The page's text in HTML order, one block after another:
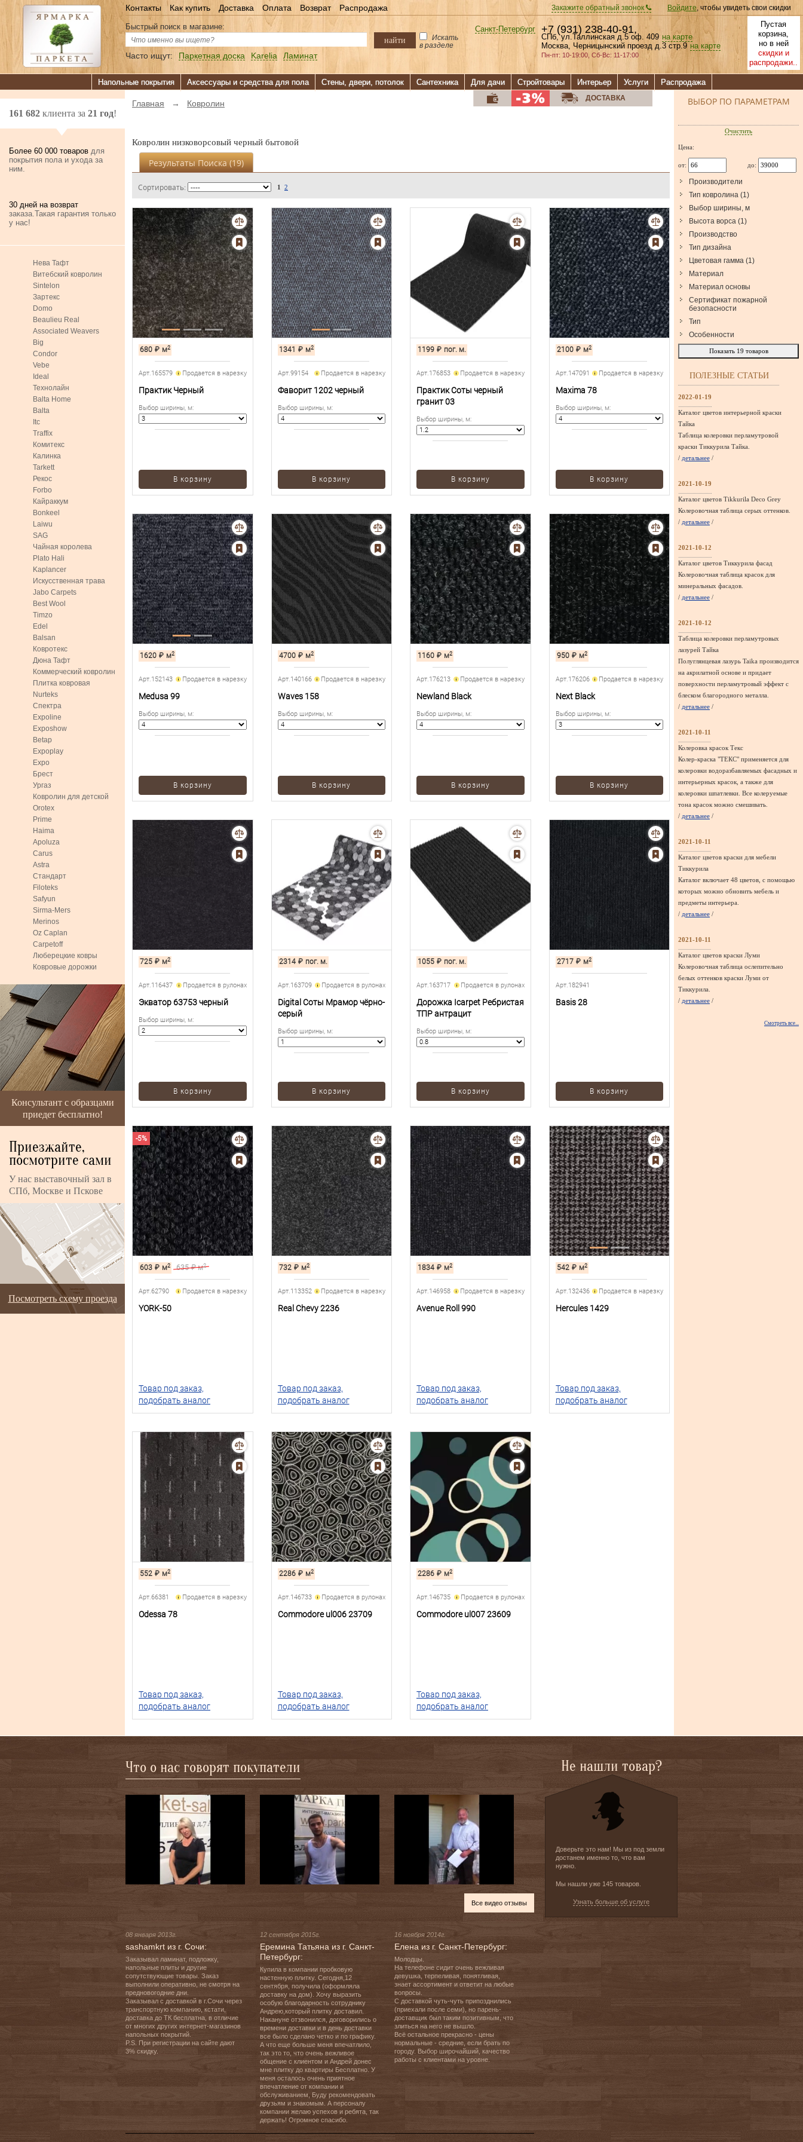
Закажите обратный звонок Войдите, чтобы увидеть свои скидки
Контакты Как купить Доставка Оплата Возврат Распродажа
Пустая
корзина,
но в ней
скидки и
распродажи..
Санкт-Петербург +7 (931) 238-40-91,
СПб, ул.Таллинская д.5 оф. 409 на карте
Москва, Черницынский проезд д.3 стр.9 на карте
Пн-пт: 10-19:00, Сб-Вс: 11-17:00
Быстрый поиск в магазине:
найти
Искать
в разделе
Часто ищут: Паркетная доска Karelia Ламинат
Напольные покрытия Аксессуары и средства для пола Стены, двери, потолок Сантехника Для дачи Стройтовары Интерьер Услуги Распродажа
161 682 клиента за 21 год!
Более 60 000 товаров для
покрытия пола и ухода за
ним.
30 дней на возврат
заказа.Такая гарантия только
у нас!
Нева Тафт
Витебский ковролин
Sintelon
Зартекс
Domo
Beaulieu Real
Associated Weavers
Big
Condor
Vebe
Ideal
Технолайн
Balta Home
Balta
Itc
Traffix
Комитекс
Калинка
Tarkett
Рекос
Forbo
Кайраккум
Bonkeel
Laiwu
SAG
Чайная королева
Plato Hali
Kaplancer
Искусственная трава
Jabo Carpets
Best Wool
Timzo
Edel
Balsan
Ковротекс
Дюна Тафт
Коммерческий ковролин
Плитка ковровая
Nurteks
Спектра
Expoline
Exposhow
Betap
Expoplay
Expo
Брест
Ургаз
Ковролин для детской
Orotex
Prime
Haima
Apoluza
Carus
Astra
Стандарт
Filoteks
Safyun
Sirma-Mers
Merinos
Oz Caplan
Carpetoff
Люберецкие ковры
Ковровые дорожки
Консультант с образцами
приедет бесплатно!
Приезжайте,
посмотрите сами
У нас выставочный зал в
СПб, Москве и Пскове
Посмотреть схему проезда
Главная → Ковролин
ДОСТАВКА
Ковролин низковорсовый черный бытовой
Результаты Поиска (19)
Сортировать: 1 2
680 ₽ м2
Арт.165579 Продается в нарезку
Практик Черный
Выбор ширины, м:
В корзину
1341 ₽ м2
Арт.99154 Продается в нарезку
Фаворит 1202 черный
Выбор ширины, м:
В корзину
1199 ₽ пог. м.
Арт.176853 Продается в нарезку
Практик Соты черный
гранит 03
Выбор ширины, м:
В корзину
2100 ₽ м2
Арт.147091 Продается в нарезку
Maxima 78
Выбор ширины, м:
В корзину
1620 ₽ м2
Арт.152143 Продается в нарезку
Medusa 99
Выбор ширины, м:
В корзину
4700 ₽ м2
Арт.140166 Продается в нарезку
Waves 158
Выбор ширины, м:
В корзину
1160 ₽ м2
Арт.176213 Продается в нарезку
Newland Black
Выбор ширины, м:
В корзину
950 ₽ м2
Арт.176206 Продается в нарезку
Next Black
Выбор ширины, м:
В корзину
725 ₽ м2
Арт.116437 Продается в рулонах
Экватор 63753 черный
Выбор ширины, м:
В корзину
2314 ₽ пог. м.
Арт.163709 Продается в рулонах
Digital Соты Мрамор чёрно-
серый
Выбор ширины, м:
В корзину
1055 ₽ пог. м.
Арт.163717 Продается в рулонах
Дорожка Icarpet Ребристая
ТПР антрацит
Выбор ширины, м:
В корзину
2717 ₽ м2
Арт.182941
Basis 28
В корзину
-5%
603 ₽ м2 635 ₽ м2
Арт.62790 Продается в нарезку
YORK-50
Товар под заказ,
подобрать аналог
732 ₽ м2
Арт.113352 Продается в нарезку
Real Chevy 2236
Товар под заказ,
подобрать аналог
1834 ₽ м2
Арт.146958 Продается в нарезку
Avenue Roll 990
Товар под заказ,
подобрать аналог
542 ₽ м2
Арт.132436 Продается в нарезку
Hercules 1429
Товар под заказ,
подобрать аналог
552 ₽ м2
Арт.66381 Продается в нарезку
Odessa 78
Товар под заказ,
подобрать аналог
2286 ₽ м2
Арт.146733 Продается в рулонах
Commodore ul006 23709
Товар под заказ,
подобрать аналог
2286 ₽ м2
Арт.146735 Продается в рулонах
Commodore ul007 23609
Товар под заказ,
подобрать аналог
ВЫБОР ПО ПАРАМЕТРАМ
Очистить
Цена:
от: до:
Производители
Тип ковролина (1)
Выбор ширины, м
Высота ворса (1)
Производство
Тип дизайна
Цветовая гамма (1)
Материал
Материал основы
Сертификат пожарной
безопасности
Тип
Особенности
Показать 19 товаров
ПОЛЕЗНЫЕ СТАТЬИ
2022-01-19
Каталог цветов интерьерной краски
Тайка
Таблица колеровки перламутровой
краски Тиккурила Тайка.
/ детальнее /
2021-10-19
Каталог цветов Tikkurila Deco Grey
Колеровочная таблица серых оттенков.
/ детальнее /
2021-10-12
Каталог цветов Тиккурила фасад
Колеровочная таблица красок для
минеральных фасадов.
/ детальнее /
2021-10-12
Таблица колеровки перламутровых
лазурей Тайка
Полуглянцевая лазурь Taika производится
на акрилатной основе и придает
поверхности перламутровый эффект с
блеском благородного металла.
/ детальнее /
2021-10-11
Колеровка красок Текс
Колер-краска "ТЕКС" применяется для
колеровки водоразбавляемых фасадных и
интерьерных красок, а также для
колеровки шпатлевки. Все колеруемые
тона красок можно смешивать.
/ детальнее /
2021-10-11
Каталог цветов краски для мебели
Тиккурила
Каталог включает 48 цветов, с помощью
которых можно обновить мебель и
предметы интерьера.
/ детальнее /
2021-10-11
Каталог цветов краски Луми
Колеровочная таблица ослепительно
белых оттенков краски Луми от
Тиккурила.
/ детальнее /
Смотреть все...
Что о нас говорят покупатели
Все видео отзывы
08 января 2013г.
sashamkrt из г. Сочи:
Заказывал ламинат, подложку,
напольные плиты и другие
сопутствующие товары. Заказ
выполнили оперативно, не смотря на
предновогодние дни.
Заказывал с доставкой в г.Сочи через
транспортную компанию, кстати,
доставка до ТК бесплатна, в отличие
от многих других интернет-магазинов
напольных покрытий.
P.S. При регистрации на сайте дают
3% скидку.
12 сентября 2015г.
Еремина Татьяна из г. Санкт-
Петербург:
Купила в компании пробковую
настенную плитку. Сегодня,12
сентября, получила (оформляла
доставку на дом). Хочу выразить
особую благодарность сотруднику
Андрею,который плитку доставил.
Накануне отзвонился, договорились о
времени доставки и в день доставки
все было сделано четко и по графику.
А что еще больше меня впечатлило,
так это то, что очень вежливое
общение с клиентом и Андрей донес
мне плитку до квартиры Бесплатно. У
меня осталось очень приятное
впечатление от компании и
обслуживанием, Буду рекомендовать
друзьям и знакомым. А персоналу
компании желаю успехов и ребята, так
держать! Огромное спасибо.
16 ноября 2014г.
Елена из г. Санкт-Петербург:
Молодцы.
На телефоне сидит очень вежливая
девушка, терпеливая, понятливая,
знает ассортимент и ответит на любые
вопросы.
С доставкой чуть-чуть припозднились
(приехали после семи), но парень-
доставщик был таким позитивным, что
злиться на него не вышло.
Всё остальное прекрасно - цены
нормальные - средние, если брать по
городу. Выбор широчайший, качество
работы с клиентами на уровне.
Не нашли товар?
Доверьте это нам! Мы из под земли
достанем именно то, что вам
нужно.
Мы нашли уже 145 товаров.
Узнать больше об услуге